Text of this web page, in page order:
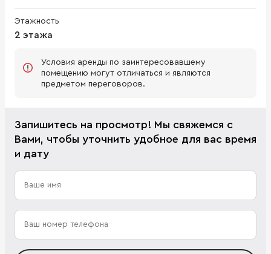
Этажность
2 этажа
Условия аренды по заинтересовавшему
помещению могут отличаться и являются
предметом переговоров.
Запишитесь на просмотр! Мы свяжемся с
Вами, чтобы уточнить удобное для вас время
и дату